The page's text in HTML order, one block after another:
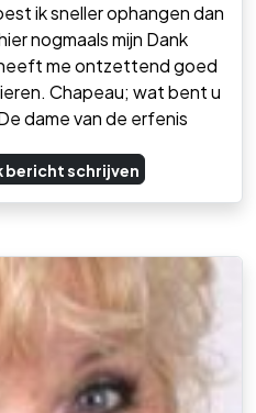
ik sneller ophangen dan
nogmaals mijn Dank
me ontzettend goed
Chapeau; wat bent u
dame van de erfenis
bericht schrijven